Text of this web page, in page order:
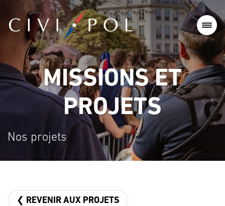
MISSIONS ET
PROJETS
Nos projets
❮ REVENIR AUX PROJETS